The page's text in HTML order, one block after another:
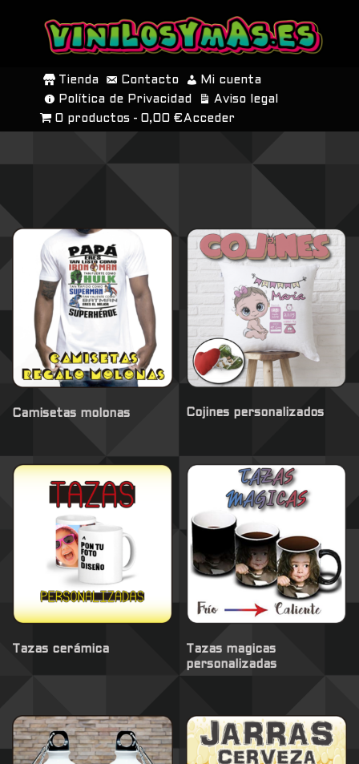
SALTAR
CONTENIDO
Tienda Contacto
Mi cuenta
Política de Privacidad
Aviso legal
0 productos
0,00 € Acceder
Camisetas molonas Cojines personalizados
Tazas cerámica
Tazas magicas
personalizadas